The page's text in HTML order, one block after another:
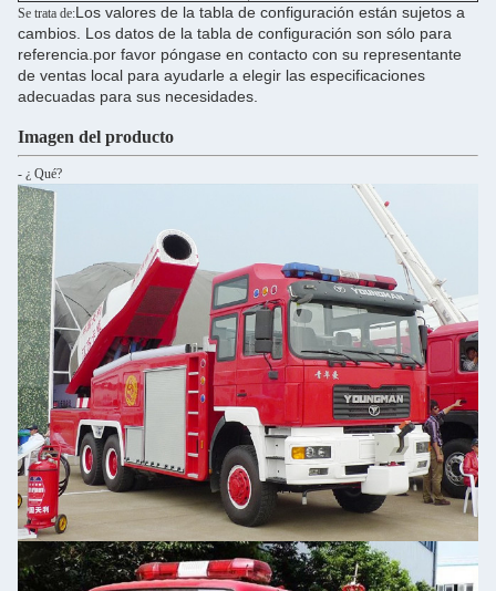
Se trata de:Los valores de la tabla de configuración están sujetos a
cambios. Los datos de la tabla de configuración son sólo para
referencia.por favor póngase en contacto con su representante
de ventas local para ayudarle a elegir las especificaciones
adecuadas para sus necesidades.
Imagen del producto
- ¿ Qué?